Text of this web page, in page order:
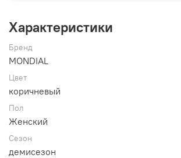
Характеристики
Бренд
MONDIAL
Цвет
коричневый
Пол
Женский
Сезон
демисезон